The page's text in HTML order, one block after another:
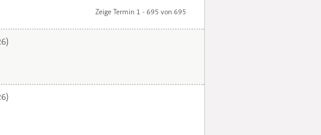
Zeige Termin 1 - 695 von 695